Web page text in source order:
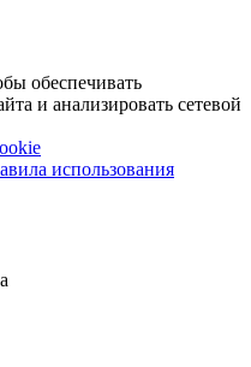
обеспечивать
и анализировать сетевой
использования